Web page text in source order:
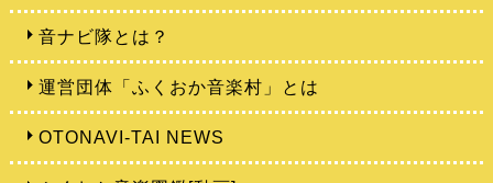
音ナビ隊とは？
運営団体「ふくおか音楽村」とは
OTONAVI-TAI NEWS